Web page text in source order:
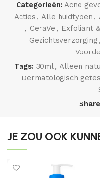
Categorieën: Acne
Acties , Alle huidtypen ,
, CeraVe , Exfoliant
Gezichtsverzorging ,
Tags: 30ml, Alleen
Dermatologisch
JE ZOU OOK